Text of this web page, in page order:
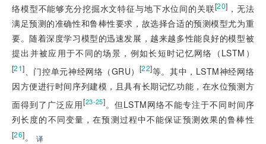
络模型不能够充分挖掘水文特征与地下水位间的关联[20] ，无法
满足预测的准确性和鲁棒性要求，故选择合适的预测模型尤为重
要。随着深度学习模型的迅速发展，越来越多性能良好的模型被
提出并被应用于不同的场景，例如长短时记忆网络（LSTM）
[21] 、门控单元神经网络（GRU） [22]等。其中，LSTM神经网络
因方便进行时间序列建模，且具有长期记忆功能，在水位预测方
面得到了广泛应用[23-25]。但LSTM网络不能专注于不同时间序
列长度的不同变量，在预测过程中不能保证预测效果的鲁棒性
[26]。 译